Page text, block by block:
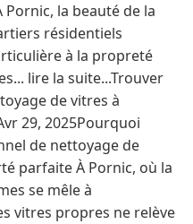
la beauté de la
résidentiels
à la propreté
lire la suite...Trouver
de vitres à
29, 2025Pourquoi
de nettoyage de
parfaite À Pornic, où la
se mêle à
vitres propres ne relève